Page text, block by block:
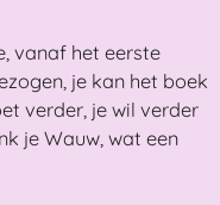
vanaf het eerste
je kan het boek
verder, je wil verder
je Wauw, wat een